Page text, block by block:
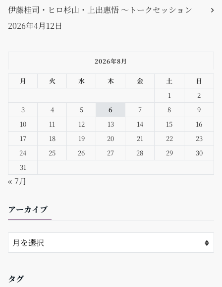
伊藤桂司・ヒロ杉山・上出惠悟 〜トークセッション
2026年4月12日
2026年8月
月 火 水 木 金 土
日
1
2
3
4 5 6 7 8
9
10
11 12 13 14 15
16
17
18 19 20 21 22
23
24
25 26 27 28 29
30
31
« 7月
アーカイブ
タグ